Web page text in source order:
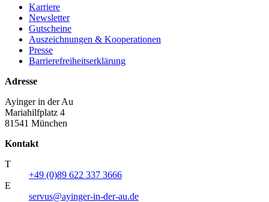
Karriere
Newsletter
Gutscheine
Auszeichnungen & Kooperationen
Presse
Barrierefreiheitserklärung
Adresse
Ayinger in der Au
Mariahilfplatz 4
81541 München
Kontakt
T
+49 (0)89 622 337 3666
E
servus@ayinger-in-der-au.de